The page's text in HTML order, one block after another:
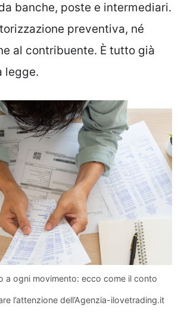
banche, poste e intermediari.
preventiva, né
al contribuente. È tutto già
legge.
a ogni movimento: ecco come il conto
l’attenzione dell’Agenzia-ilovetrading.it